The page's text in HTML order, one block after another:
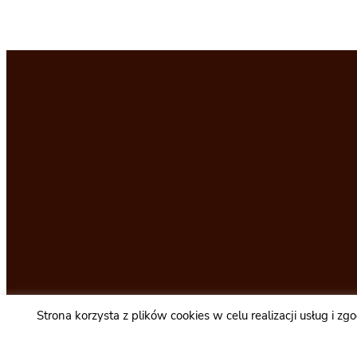
Strona korzysta z plików cookies w celu realizacji usług i